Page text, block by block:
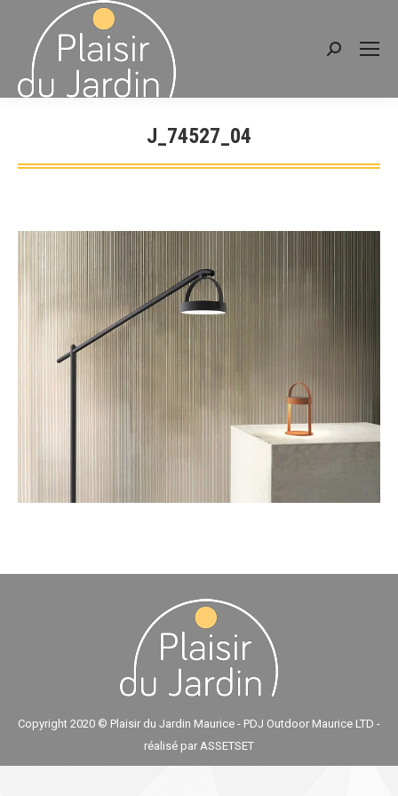
Recherche
J_74527_04
Vous êtes ici :
Copyright 2020 © Plaisir du Jardin Maurice - PDJ Outdoor Maurice LTD -
réalisé par ASSETSET